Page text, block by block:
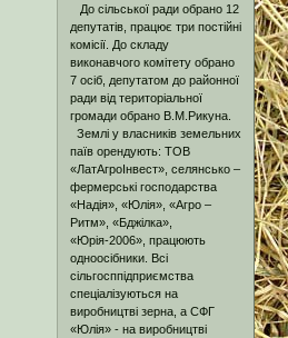
До сільської ради обрано 12
депутатів, працює три постійні
комісії. До складу
виконавчого комітету обрано
7 осіб, депутатом до районної
ради від територіальної
громади обрано В.М.Рикуна.
Землі у власників земельних
паїв орендують: ТОВ
«ЛатАгроІнвест», селянсько –
фермерські господарства
«Надія», «Юлія», «Агро –
Ритм», «Бджілка»,
«Юрія-2006», працюють
одноосібники. Всі
сільгосппідприємства
спеціалізуються на
виробництві зерна, а СФГ
«Юлія» - на виробництві